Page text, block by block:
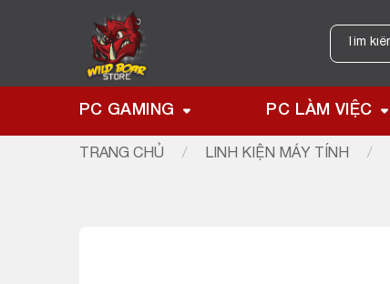
Tìm
kiếm:
PC GAMING PC LÀM VIỆC
TRANG CHỦ / LINH KIỆN MÁY TÍNH /